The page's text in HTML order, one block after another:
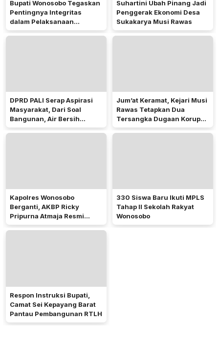
Bupati Wonosobo Tegaskan
Pentingnya Integritas
dalam Pelaksanaan
Pilkades 2026
Suhartini Ubah Pinang Jadi
Penggerak Ekonomi Desa
Sukakarya Musi Rawas
DPRD PALI Serap Aspirasi
Masyarakat, Dari Soal
Bangunan, Air Bersih
Hingga Pergub Seismik
Jum’at Keramat, Kejari Musi
Rawas Tetapkan Dua
Tersangka Dugaan Korupsi
Dana PSR
Kapolres Wonosobo
Berganti, AKBP Ricky
Pripurna Atmaja Resmi
Menjabat
330 Siswa Baru Ikuti MPLS
Tahap II Sekolah Rakyat
Wonosobo
Respon Instruksi Bupati,
Camat Sei Kepayang Barat
Pantau Pembangunan RTLH